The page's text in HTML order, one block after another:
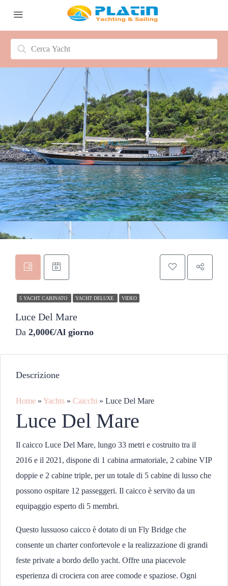
5 YACHT CABINATO YACHT DELUXE VIDEO
Luce Del Mare
Da 2,000€/Al giorno
Descrizione
Home » Yachts » Caicchi » Luce Del Mare
Luce Del Mare
Il caicco Luce Del Mare, lungo 33 metri e costruito tra il
2016 e il 2021, dispone di 1 cabina armatoriale, 2 cabine VIP
doppie e 2 cabine triple, per un totale di 5 cabine di lusso che
possono ospitare 12 passeggeri. Il caicco è servito da un
equipaggio esperto di 5 membri.
Questo lussuoso caicco è dotato di un Fly Bridge che
consente un charter confortevole e la realizzazione di grandi
feste private a bordo dello yacht. Offre una piacevole
esperienza di crociera con aree comode e spaziose. Ogni